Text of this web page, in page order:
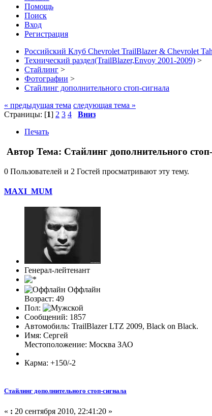
Помощь
Поиск
Вход
Регистрация
Российский Клуб Chevrolet TrailBlazer & Chevrolet
Технический раздел(TrailBlazer,Envoy 2001-2009) >
Стайлинг >
Фотографии >
Стайлинг дополнительного стоп-сигнала
« предыдущая тема следующая тема »
Страницы: [1] 2 3 4
Вниз
Печать
Автор Тема: Стайлинг дополнительного
0 Пользователей и 2 Гостей просматривают эту тему.
MAXI_MUM
Генерал-лейтенант
Оффлайн
Возраст: 49
Пол:
Сообщений: 1857
Автомобиль: TrailBlazer LTZ 2009, Black on Black.
Имя: Сергей
Местоположение: Москва ЗАО
Карма: +150/-2
Стайлинг дополнительного стоп-сигнала
« : 20 сентября 2010, 22:41:20 »